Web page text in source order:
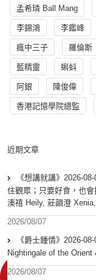
孟希璘 Ball Mang
李錦鴻 李鑑峰
瘋中三子 羅倫斯
藍精靈 蝌蚪
阿銀 陳俊偉
香港記憶學院總監
近期文章
《想講就講》2026-
住觀眾；只要好食，也
溱禧 Heily, 莊韻澄
2026/08/07
《爵士鍾情》2026-
Nightingale of the
2026/08/07